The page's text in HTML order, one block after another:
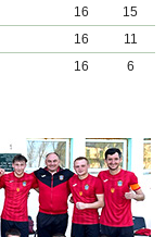
16
15
16
11
16 6